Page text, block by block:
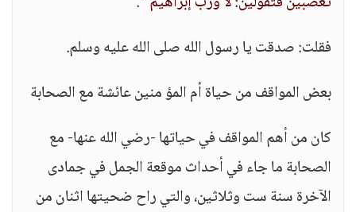
فقلت: صدقت يا رسول الله صلى الله عليه وسلم.
بعض المواقف من حياة أم المؤ منين عائشة مع الصحابة
كان من أهم المواقف في حياتها -رضي الله عنها- مع
الصحابة ما جاء في أحداث موقعة الجمل في جمادى
الآخرة سنة ست وثلاثين، والتي راح ضحيتها اثنان من